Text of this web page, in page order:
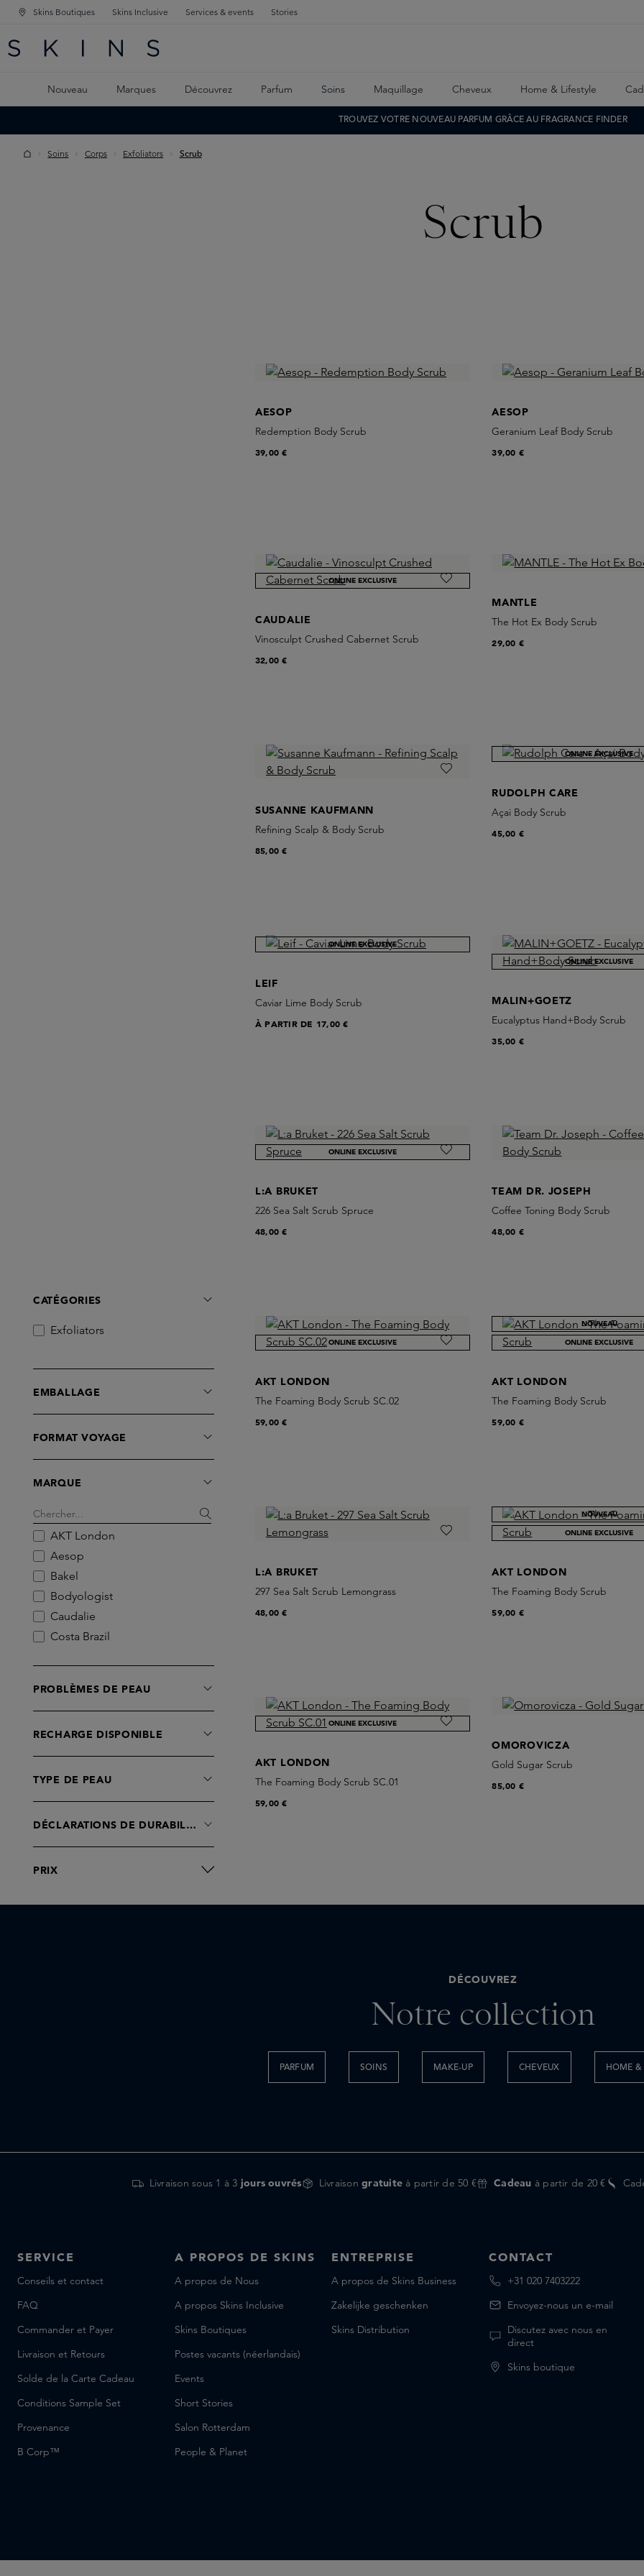
PRINCIPALE
CONTENU PRINCIPAL
Skins Boutiques Skins Inclusive Services & events Stories
Nouveau Marques Découvrez Parfum Soins Maquillage Cheveux Home & Lifestyle
TROUVEZ VOTRE NOUVEAU PARFUM GRÂCE AU FRAGRANCE FINDER
Soins Corps Exfoliators Scrub
Scrub
CATÉGORIES
Exfoliators
EMBALLAGE
FORMAT VOYAGE
MARQUE
AKT London
Aesop
Bakel
Bodyologist
Caudalie
Costa Brazil
Leif
MANTLE
Marie-Stella-Maris
Omorovicza
PROBLÈMES DE PEAU
RECHARGE DISPONIBLE
TYPE DE PEAU
DÉCLARATIONS DE DURABILITÉ
PRIX
AESOP
Redemption Body Scrub
39,00 €
AESOP
Geranium Leaf Body Scrub
39,00 €
ONLINE EXCLUSIVE
CAUDALIE
Vinosculpt Crushed Cabernet Scrub
32,00 €
MANTLE
The Hot Ex Body Scrub
29,00 €
SUSANNE KAUFMANN
Refining Scalp & Body Scrub
85,00 €
ONLINE EXCLUSIVE
RUDOLPH CARE
Açai Body Scrub
45,00 €
ONLINE EXCLUSIVE
LEIF
Caviar Lime Body Scrub
À PARTIR DE 17,00 €
ONLINE EXCLUSIVE
MALIN+GOETZ
Eucalyptus Hand+Body Scrub
35,00 €
ONLINE EXCLUSIVE
L:A BRUKET
226 Sea Salt Scrub Spruce
48,00 €
TEAM DR. JOSEPH
Coffee Toning Body Scrub
48,00 €
ONLINE EXCLUSIVE
AKT LONDON
The Foaming Body Scrub SC.02
59,00 €
NOUVEAU
ONLINE EXCLUSIVE
AKT LONDON
The Foaming Body Scrub
59,00 €
L:A BRUKET
297 Sea Salt Scrub Lemongrass
48,00 €
NOUVEAU
ONLINE EXCLUSIVE
AKT LONDON
The Foaming Body Scrub
59,00 €
ONLINE EXCLUSIVE
AKT LONDON
The Foaming Body Scrub SC.01
59,00 €
OMOROVICZA
Gold Sugar Scrub
85,00 €
DÉCOUVREZ
Notre collection
PARFUM SOINS MAKE-UP CHEVEUX HOME &
Livraison sous 1 à 3 jours ouvrés Livraisongratuite à partir de 50 € Cadeau à partir de 20 €
SERVICE
Conseils et contact
FAQ
Commander et Payer
Livraison et Retours
Solde de la Carte Cadeau
Conditions Sample Set
Provenance
B Corp™
A PROPOS DE SKINS
A propos de Nous
A propos Skins Inclusive
Skins Boutiques
Postes vacants (néerlandais)
Events
Short Stories
Salon Rotterdam
People & Planet
ENTREPRISE
A propos de Skins Business
Zakelijke geschenken
Skins Distribution
CONTACT
+31 020 7403222
Envoyez-nous un e-mail
Discutez avec nous en
direct
Skins boutique